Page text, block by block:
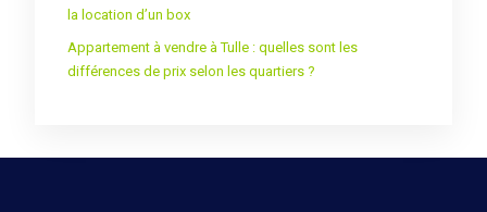
la location d’un box
Appartement à vendre à Tulle : quelles sont les
différences de prix selon les quartiers ?